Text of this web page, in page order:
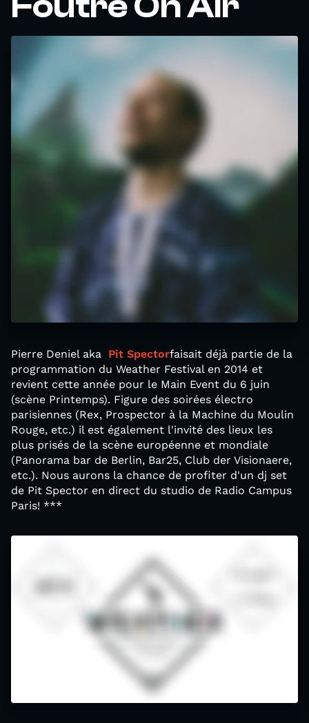
Pierre Deniel aka Pit Spectorfaisait déjà partie de la
programmation du Weather Festival en 2014 et
revient cette année pour le Main Event du 6 juin
(scène Printemps). Figure des soirées électro
parisiennes (Rex, Prospector à la Machine du Moulin
Rouge, etc.) il est également l'invité des lieux les
plus prisés de la scène européenne et mondiale
(Panorama bar de Berlin, Bar25, Club der Visionaere,
etc.). Nous aurons la chance de profiter d'un dj set
de Pit Spector en direct du studio de Radio Campus
Paris! ***